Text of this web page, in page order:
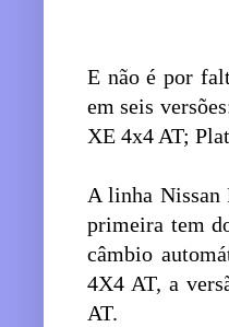
E não é por
em seis
XE 4x4 AT;
A linha Nissan
primeira tem
câmbio
4X4 AT, a
AT.